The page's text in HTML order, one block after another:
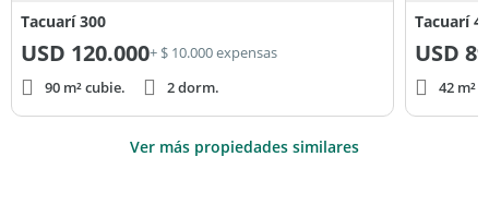
Tacuarí 300
USD 120.000+ $ 10.000 expensas
90 m² cubie.
2 dorm.
Tacuarí
USD
42 m²
Ver más propiedades similares